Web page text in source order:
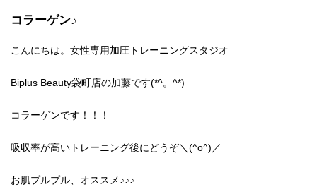
コラーゲン♪
こんにちは。女性専用加圧トレーニングスタジオ
Biplus Beauty袋町店の加藤です(*^。^*)
コラーゲンです！！！
吸収率が高いトレーニング後にどうぞ＼(^o^)／
お肌プルプル、オススメ♪♪♪